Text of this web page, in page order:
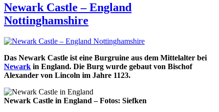
Rom
Newark Castle – England
Nottinghamshire
Das Newark Castle ist eine Burgruine aus dem Mittelalter bei
Newark in England. Die Burg wurde gebaut von Bischof
Alexander von Lincoln im Jahre 1123.
Newark Castle in England – Fotos: Siefken